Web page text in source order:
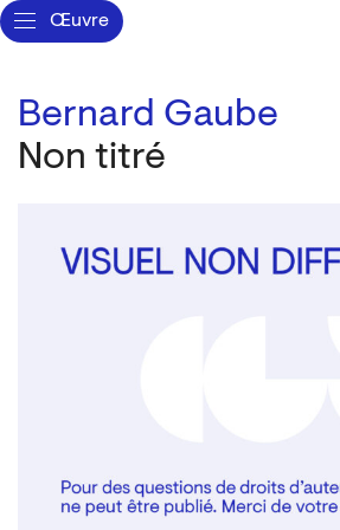
Œuvre
Bernard Gaube
Non titré